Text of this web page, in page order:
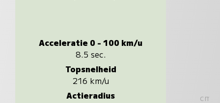
Acceleratie 0 - 100 km/u
8.5 sec.
Topsnelheid
216 km/u
Actieradius
cm